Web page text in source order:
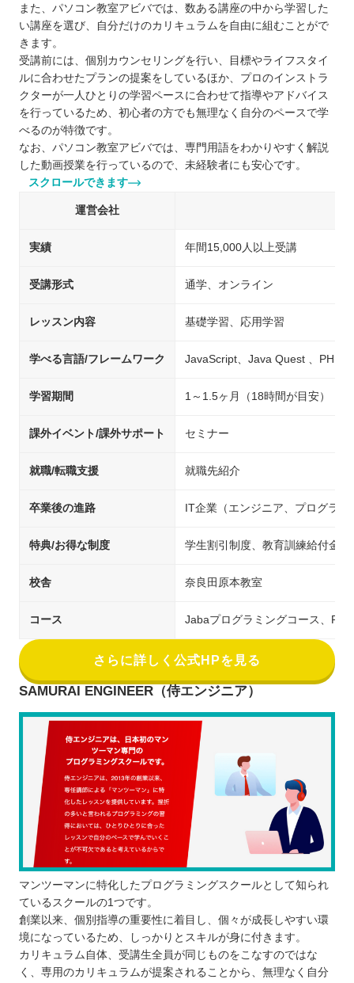
また、パソコン教室アビバでは、数ある講座の中から学習した
い講座を選び、自分だけのカリキュラムを自由に組むことがで
きます。
受講前には、個別カウンセリングを行い、目標やライフスタイ
ルに合わせたプランの提案をしているほか、プロのインストラ
クターが一人ひとりの学習ペースに合わせて指導やアドバイス
を行っているため、初心者の方でも無理なく自分のペースで学
べるのが特徴です。
なお、パソコン教室アビバでは、専門用語をわかりやすく解説
した動画授業を行っているので、未経験者にも安心です。
スクロールできます
運営会社
実績 年間15,000人以上受講
受講形式 通学、オンライン
レッスン内容 基礎学習、応用学習
学べる言語/フレームワーク JavaScript、Java Quest 、PHP
学習期間 1～1.5ヶ月（18時間が目安）
課外イベント/課外サポート セミナー
就職/転職支援 就職先紹介
卒業後の進路 IT企業（エンジニア、プログラ
特典/お得な制度 学生割引制度、教育訓練給付金制
校舎 奈良田原本教室
コース Jabaプログラミングコース、
さらに詳しく公式HPを見る
SAMURAI ENGINEER（侍エンジニア）
マンツーマンに特化したプログラミングスクールとして知られ
ているスクールの1つです。
創業以来、個別指導の重要性に着目し、個々が成長しやすい環
境になっているため、しっかりとスキルが身に付きます。
カリキュラム自体、受講生全員が同じものをこなすのではな
く、専用のカリキュラムが提案されることから、無理なく自分